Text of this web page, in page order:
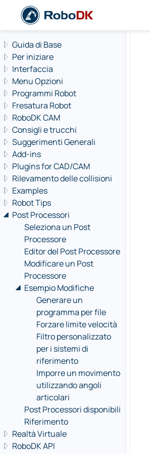
Guida di Base
Per iniziare
Interfaccia
Menu Opzioni
Programmi Robot
Fresatura Robot
RoboDK CAM
Consigli e trucchi
Suggerimenti Generali
Add-ins
Plugins for CAD/CAM
Rilevamento delle collisioni
Examples
Robot Tips
Post Processori
Seleziona un Post
Processore
Editor del Post Processore
Modificare un Post
Processore
Esempio Modifiche
Generare un
programma per file
Forzare limite velocità
Filtro personalizzato
per i sistemi di
riferimento
Imporre un movimento
utilizzando angoli
articolari
Post Processori disponibili
Riferimento
Realtà Virtuale
RoboDK API